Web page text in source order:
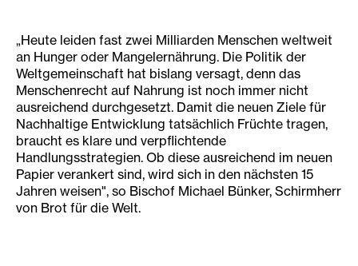
„Heute leiden fast zwei Milliarden Menschen weltweit
an Hunger oder Mangelernährung. Die Politik der
Weltgemeinschaft hat bislang versagt, denn das
Menschenrecht auf Nahrung ist noch immer nicht
ausreichend durchgesetzt. Damit die neuen Ziele für
Nachhaltige Entwicklung tatsächlich Früchte tragen,
braucht es klare und verpflichtende
Handlungsstrategien. Ob diese ausreichend im neuen
Papier verankert sind, wird sich in den nächsten 15
Jahren weisen", so Bischof Michael Bünker, Schirmherr
von Brot für die Welt.